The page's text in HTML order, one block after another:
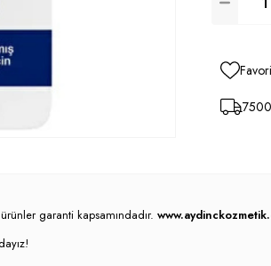
garanti kapsamındadır.